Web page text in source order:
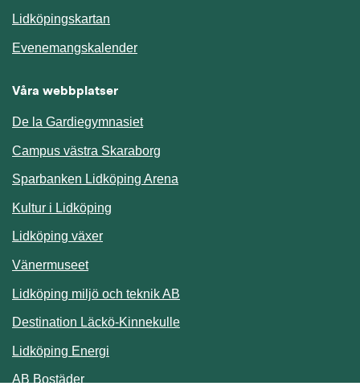
Lidköpingskartan
EvenemangskalenderLänk till annan webbplats.
Våra webbplatser
De la Gardiegymnasiet
Campus västra Skaraborg
Sparbanken Lidköping Arena
Kultur i Lidköping
Lidköping växer
Vänermuseet
Lidköping miljö och teknik AB
Destination Läckö-KinnekulleLänk till annan webbplats.
Lidköping Energi
AB BostäderLänk till annan webbplats.